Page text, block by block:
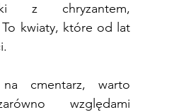
z chryzantem,
kwiaty, które od lat
cmentarz, warto
względami